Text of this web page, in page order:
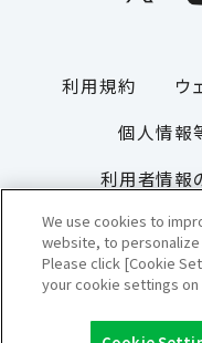
利用規約
ウ
個人情報
利用者情報
ソーシャルメディ
Copyright© 1996-2026
We use cookies to
website, to
Please click [Cookie
your cookie settings